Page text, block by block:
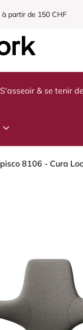
à partir de 150 CHF
S'asseoir & se tenir